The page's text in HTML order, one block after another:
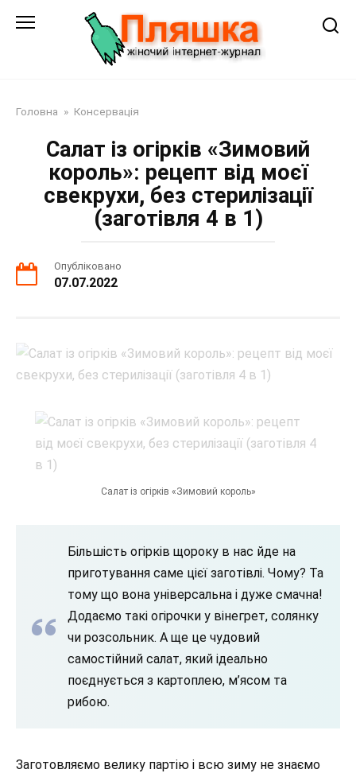
Головна » Консервація
Салат із огірків «Зимовий
король»: рецепт від моєї
свекрухи, без стерилізації
(заготівля 4 в 1)
Опубліковано
07.07.2022
Салат із огірків «Зимовий король»
Більшість огірків щороку в нас йде на
приготування саме цієї заготівлі. Чому? Та
тому що вона універсальна і дуже смачна!
Додаємо такі огірочки у вінегрет, солянку
чи розсольник. А ще це чудовий
самостійний салат, який ідеально
поєднується з картоплею, м’ясом та
рибою.
Заготовляємо велику партію і всю зиму не знаємо